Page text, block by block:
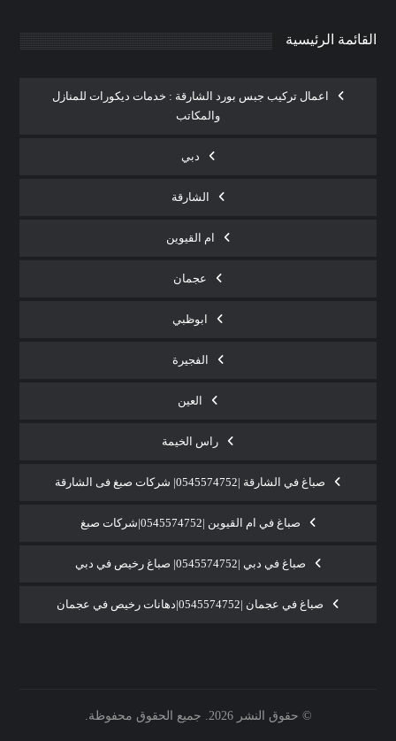
القائمة الرئيسية
اعمال تركيب جبس بورد الشارقة : خدمات ديكورات للمنازل
والمكاتب
دبي
الشارقة
ام القيوين
عجمان
ابوظبي
الفجيرة
العين
راس الخيمة
صباغ في الشارقة |0545574752| شركات صبغ فى الشارقة
صباغ في ام القيوين |0545574752|شركات صبغ
صباغ في دبي |0545574752| صباغ رخيص في دبي
صباغ في عجمان |0545574752|دهانات رخيص في عجمان
© حقوق النشر 2026. جميع الحقوق محفوظة.